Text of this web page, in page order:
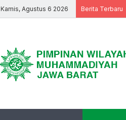
Kamis, Agustus 6 2026 Berita Terbaru